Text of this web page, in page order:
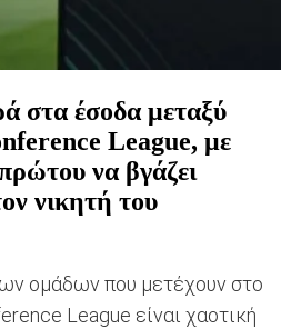
στα έσοδα μεταξύ
League, με
να βγάζει
νικητή του
ομάδων που μετέχουν στο
League είναι χαοτική